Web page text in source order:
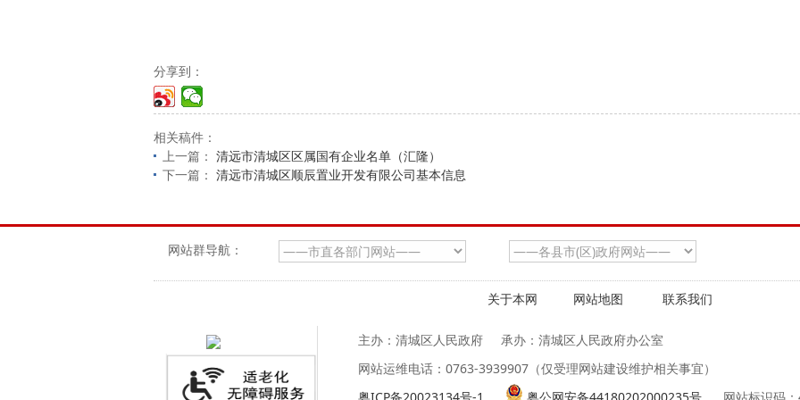
分享到：
相关稿件：
上一篇： 清远市清城区区属国有企业名单（汇隆）
下一篇： 清远市清城区顺辰置业开发有限公司基本信息
网站群导航：
关于本网 网站地图 联系我们
主办：清城区人民政府
承办：清城区人民政府办公室
网站运维电话：0763-3939907（仅受理网站建设维护相关事宜）